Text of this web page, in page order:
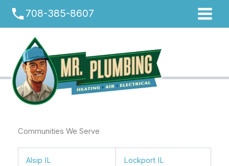
Skip
content
phone708-385-8607
Communities We Serve
Alsip IL
Lockport IL